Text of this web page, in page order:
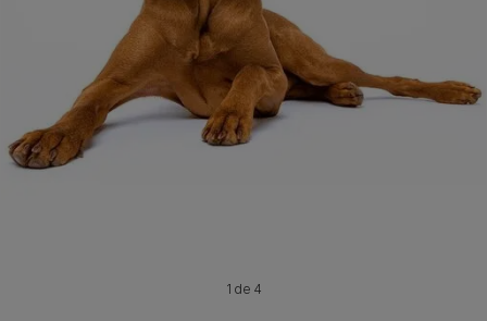
1 de 4